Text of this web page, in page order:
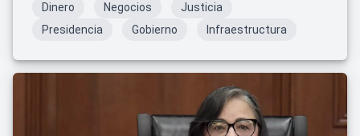
Dinero
Negocios
Justicia
Presidencia
Gobierno Infraestructura